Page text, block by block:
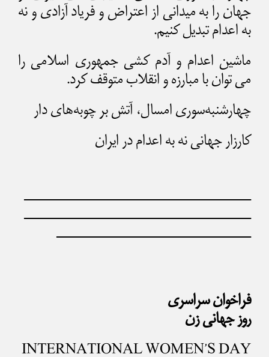
جهان را به میدانی از اعتراض و فریاد آزادی و نه
به اعدام تبدیل کنیم.
ماشین اعدام و آدم کشی جمهوری اسلامی را
می توان با مبارزه و انقلاب متوقف کرد.
چهارشنبه‌سوری امسال، آتش بر چوبه‌های دار
کارزار جهانی نه به اعدام در ایران
——————————————
——————————————
————————————
فراخوان سراسری
روز جهانی زن
INTERNATIONAL WOMEN’S DAY